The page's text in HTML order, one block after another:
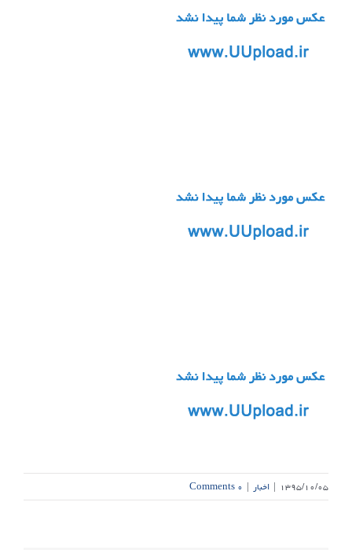
۱۳۹۵/۱۰/۰۵ | اخبار | ۰ Comments